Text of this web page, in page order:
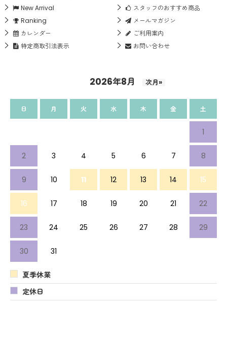
New Arrival
スタッフのおすすめ商品
Ranking
メールマガジン
カレンダー
ご利用案内
特定商取引法表示
お問い合わせ
2026年8月 次月»
日 月 火 水 木 金 土
1
2 3 4 5 6 7 8
9 10 11 12 13 14 15
16 17 18 19 20 21 22
23 24 25 26 27 28 29
30 31
夏季休業
定休日